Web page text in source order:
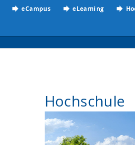
eCampus eLearning
Hochschule